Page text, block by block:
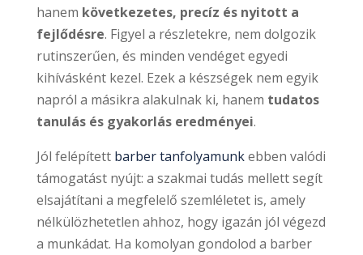
hanem következetes, precíz és nyitott a
fejlődésre. Figyel a részletekre, nem dolgozik
rutinszerűen, és minden vendéget egyedi
kihívásként kezel. Ezek a készségek nem egyik
napról a másikra alakulnak ki, hanem tudatos
tanulás és gyakorlás eredményei.
Jól felépített barber tanfolyamunkebben valódi
támogatást nyújt: a szakmai tudás mellett segít
elsajátítani a megfelelő szemléletet is, amely
nélkülözhetetlen ahhoz, hogy igazán jól végezd
a munkádat. Ha komolyan gondolod a barber